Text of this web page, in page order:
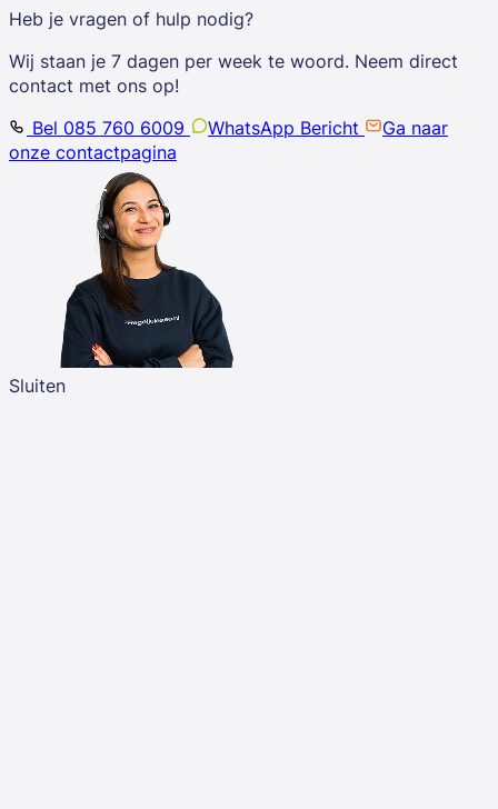
Heb je vragen of hulp nodig?
Wij staan je 7 dagen per week te woord. Neem direct
contact met ons op!
Bel 085 760 6009
WhatsApp Bericht
Ga naar
onze contactpagina
Sluiten